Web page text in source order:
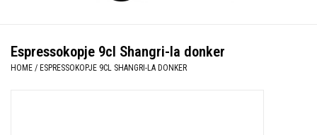
Albast waxinehouders van Zenza
Espressokopje 9cl Shangri-la donker
HOME / ESPRESSOKOPJE 9CL SHANGRI-LA DONKER